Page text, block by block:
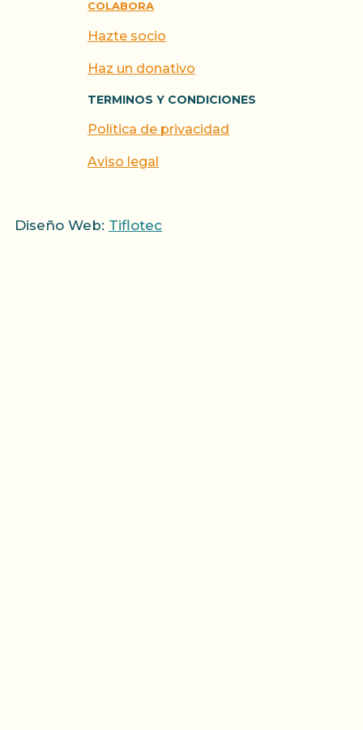
COLABORA
Hazte socio
Haz un donativo
TERMINOS Y CONDICIONES
Política de privacidad
Aviso legal
Diseño Web: Tiflotec